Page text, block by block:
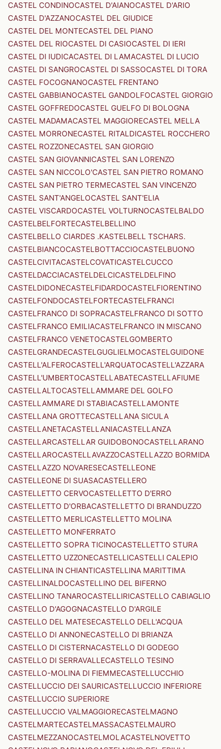
CASTEL CONDINOCASTEL D'AIANOCASTEL D'ARIO
CASTEL D'AZZANOCASTEL DEL GIUDICE
CASTEL DEL MONTECASTEL DEL PIANO
CASTEL DEL RIOCASTEL DI CASIOCASTEL DI IERI
CASTEL DI IUDICACASTEL DI LAMACASTEL DI LUCIO
CASTEL DI SANGROCASTEL DI SASSOCASTEL DI TORA
CASTEL FOCOGNANOCASTEL FRENTANO
CASTEL GABBIANOCASTEL GANDOLFOCASTEL GIORGIO
CASTEL GOFFREDOCASTEL GUELFO DI BOLOGNA
CASTEL MADAMACASTEL MAGGIORECASTEL MELLA
CASTEL MORRONECASTEL RITALDICASTEL ROCCHERO
CASTEL ROZZONECASTEL SAN GIORGIO
CASTEL SAN GIOVANNICASTEL SAN LORENZO
CASTEL SAN NICCOLO'CASTEL SAN PIETRO ROMANO
CASTEL SAN PIETRO TERMECASTEL SAN VINCENZO
CASTEL SANT'ANGELOCASTEL SANT'ELIA
CASTEL VISCARDOCASTEL VOLTURNOCASTELBALDO
CASTELBELFORTECASTELBELLINO
CASTELBELLO CIARDES .KASTELBELL TSCHARS.
CASTELBIANCOCASTELBOTTACCIOCASTELBUONO
CASTELCIVITACASTELCOVATICASTELCUCCO
CASTELDACCIACASTELDELCICASTELDELFINO
CASTELDIDONECASTELFIDARDOCASTELFIORENTINO
CASTELFONDOCASTELFORTECASTELFRANCI
CASTELFRANCO DI SOPRACASTELFRANCO DI SOTTO
CASTELFRANCO EMILIACASTELFRANCO IN MISCANO
CASTELFRANCO VENETOCASTELGOMBERTO
CASTELGRANDECASTELGUGLIELMOCASTELGUIDONE
CASTELL'ALFEROCASTELL'ARQUATOCASTELL'AZZARA
CASTELL'UMBERTOCASTELLABATECASTELLAFIUME
CASTELLALTOCASTELLAMMARE DEL GOLFO
CASTELLAMMARE DI STABIACASTELLAMONTE
CASTELLANA GROTTECASTELLANA SICULA
CASTELLANETACASTELLANIACASTELLANZA
CASTELLARCASTELLAR GUIDOBONOCASTELLARANO
CASTELLAROCASTELLAVAZZOCASTELLAZZO BORMIDA
CASTELLAZZO NOVARESECASTELLEONE
CASTELLEONE DI SUASACASTELLERO
CASTELLETTO CERVOCASTELLETTO D'ERRO
CASTELLETTO D'ORBACASTELLETTO DI BRANDUZZO
CASTELLETTO MERLICASTELLETTO MOLINA
CASTELLETTO MONFERRATO
CASTELLETTO SOPRA TICINOCASTELLETTO STURA
CASTELLETTO UZZONECASTELLICASTELLI CALEPIO
CASTELLINA IN CHIANTICASTELLINA MARITTIMA
CASTELLINALDOCASTELLINO DEL BIFERNO
CASTELLINO TANAROCASTELLIRICASTELLO CABIAGLIO
CASTELLO D'AGOGNACASTELLO D'ARGILE
CASTELLO DEL MATESECASTELLO DELL'ACQUA
CASTELLO DI ANNONECASTELLO DI BRIANZA
CASTELLO DI CISTERNACASTELLO DI GODEGO
CASTELLO DI SERRAVALLECASTELLO TESINO
CASTELLO-MOLINA DI FIEMMECASTELLUCCHIO
CASTELLUCCIO DEI SAURICASTELLUCCIO INFERIORE
CASTELLUCCIO SUPERIORE
CASTELLUCCIO VALMAGGIORECASTELMAGNO
CASTELMARTECASTELMASSACASTELMAURO
CASTELMEZZANOCASTELMOLACASTELNOVETTO